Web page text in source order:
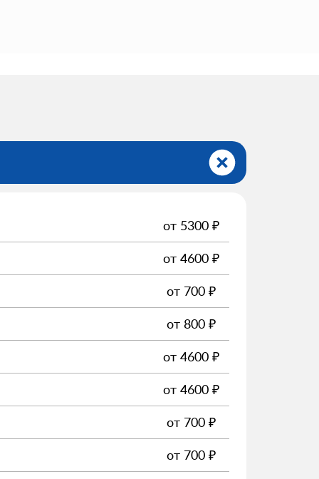
от 5300 ₽
от 4600 ₽
от 700 ₽
от 800 ₽
от 4600 ₽
от 4600 ₽
от 700 ₽
от 700 ₽